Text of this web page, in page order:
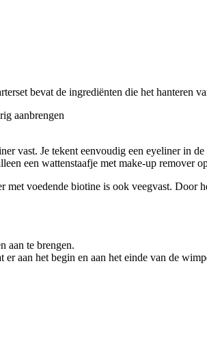
bevat de ingrediënten die het hanteren
aanbrengen
vast. Je tekent eenvoudig een eyeliner in
een wattenstaafje met make-up remover
voedende biotine is ook veegvast. Door
aan te brengen.
aan het begin en aan het einde van de